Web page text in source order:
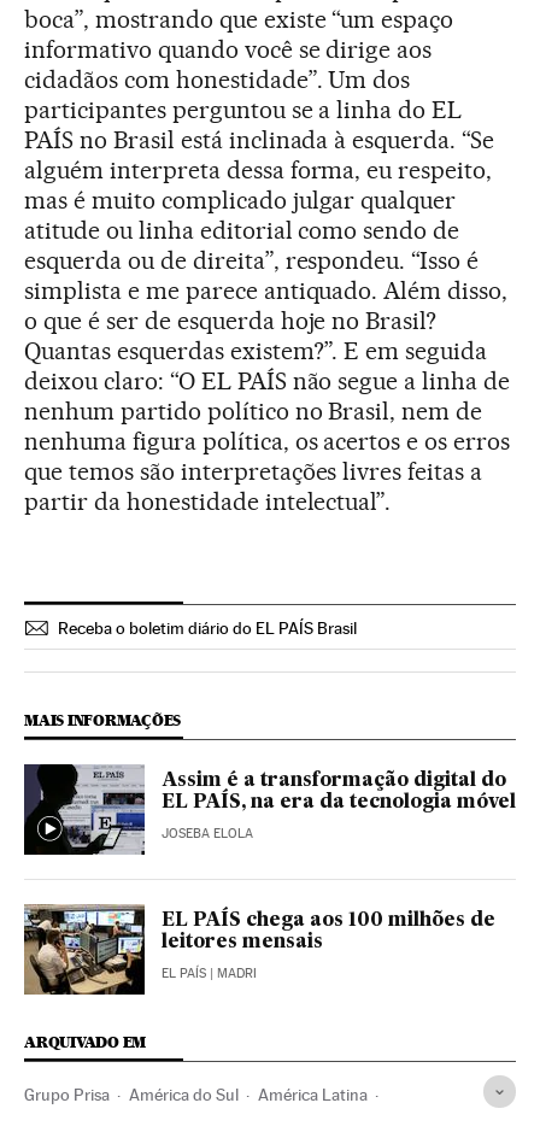
boca”, mostrando que existe “um espaço
informativo quando você se dirige aos
cidadãos com honestidade”. Um dos
participantes perguntou se a linha do EL
PAÍS no Brasil está inclinada à esquerda. “Se
alguém interpreta dessa forma, eu respeito,
mas é muito complicado julgar qualquer
atitude ou linha editorial como sendo de
esquerda ou de direita”, respondeu. “Isso é
simplista e me parece antiquado. Além disso,
o que é ser de esquerda hoje no Brasil?
Quantas esquerdas existem?”. E em seguida
deixou claro: “O EL PAÍS não segue a linha de
nenhum partido político no Brasil, nem de
nenhuma figura política, os acertos e os erros
que temos são interpretações livres feitas a
partir da honestidade intelectual”.
Receba o boletim diário do EL PAÍS Brasil
MAIS INFORMAÇÕES
Assim é a transformação digital do
EL PAÍS, na era da tecnologia móvel
JOSEBA ELOLA
EL PAÍS chega aos 100 milhões de
leitores mensais
EL PAÍS | MADRI
ARQUIVADO EM
Grupo Prisa América do Sul América Latina